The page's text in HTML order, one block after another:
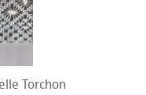
Torchon